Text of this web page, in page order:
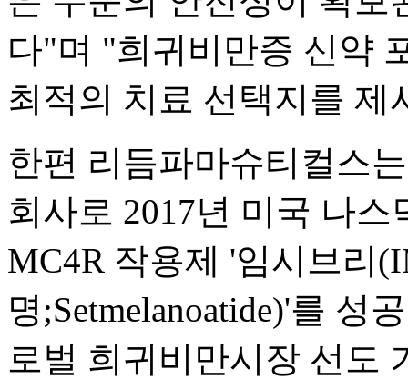
다"며 "희귀비만증 신약
최적의 치료 선택지를 제
한편 리듬파마슈티컬스
회사로 2017년 미국 나
MC4R 작용제 '임시브리
명;Setmelanoatide)'를 성
로벌 희귀비만시장 선도